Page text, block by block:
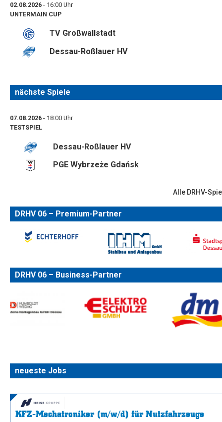
02.08.2026 - 16:00 Uhr
UNTERMAIN CUP
TV Großwallstadt
Dessau-Roßlauer HV
nächste Spiele
07.08.2026 - 18:00 Uhr
TESTSPIEL
Dessau-Roßlauer HV
PGE Wybrzeże Gdańsk
Alle DRHV-
DRHV 06 – Premium-Partner
DRHV 06 – Business-Partner
neueste Jobs
KFZ-Mechatroniker (m/w/d) für Nutzfahrzeuge